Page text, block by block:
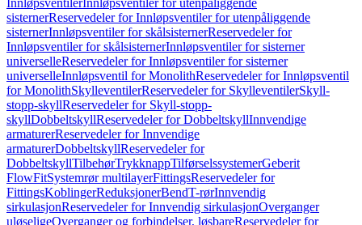
InnløpsventilerInnløpsventiler for utenpåliggende
sisternerReservedeler for Innløpsventiler for utenpåliggende
sisternerInnløpsventiler for skålsisternerReservedeler for
Innløpsventiler for skålsisternerInnløpsventiler for sisterner
universelleReservedeler for Innløpsventiler for sisterner
universelleInnløpsventil for MonolithReservedeler for Innløpsventil
for MonolithSkylleventilerReservedeler for SkylleventilerSkyll-
stopp-skyllReservedeler for Skyll-stopp-
skyllDobbeltskyllReservedeler for DobbeltskyllInnvendige
armaturerReservedeler for Innvendige
armaturerDobbeltskyllReservedeler for
DobbeltskyllTilbehørTrykknappTilførselssystemerGeberit
FlowFitSystemrør multilayerFittingsReservedeler for
FittingsKoblingerReduksjonerBendT-rørInnvendig
sirkulasjonReservedeler for Innvendig sirkulasjonOverganger
uløseligeOverganger og forbindelser, løsbareReservedeler for